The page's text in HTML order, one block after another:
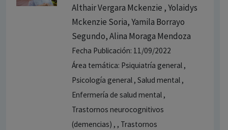
Althair Vergara Mckenzie , Yolaidys
Mckenzie Soria, Yamila Borrayo
Segundo, Alina Moraga Mendoza
Fecha Publicación: 11/09/2022
Área temática: Psiquiatría general ,
Psicología general , Salud mental ,
Enfermería de salud mental ,
Trastornos neurocognitivos
(demencias) , , Trastornos